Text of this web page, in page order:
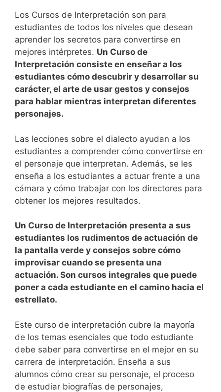
Los Cursos de Interpretación son para
estudiantes de todos los niveles que desean
aprender los secretos para convertirse en
mejores intérpretes. Un Curso de
Interpretación consiste en enseñar a los
estudiantes cómo descubrir y desarrollar su
carácter, el arte de usar gestos y consejos
para hablar mientras interpretan diferentes
personajes.
Las lecciones sobre el dialecto ayudan a los
estudiantes a comprender cómo convertirse en
el personaje que interpretan. Además, se les
enseña a los estudiantes a actuar frente a una
cámara y cómo trabajar con los directores para
obtener los mejores resultados.
Un Curso de Interpretación presenta a sus
estudiantes los rudimentos de actuación de
la pantalla verde y consejos sobre cómo
improvisar cuando se presenta una
actuación. Son cursos integrales que puede
poner a cada estudiante en el camino hacia el
estrellato.
Este curso de interpretación cubre la mayoría
de los temas esenciales que todo estudiante
debe saber para convertirse en el mejor en su
carrera de interpretación. Enseña a sus
alumnos cómo crear su personaje, el proceso
de estudiar biografías de personajes,